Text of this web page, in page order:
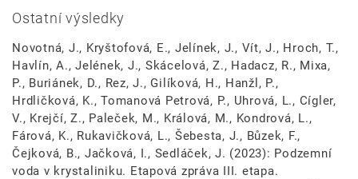
Ostatní výsledky
Novotná, J., Kryštofová, E., Jelínek, J., Vít, J., Hroch, T.,
Havlín, A., Jelének, J., Skácelová, Z., Hadacz, R., Mixa,
P., Buriánek, D., Rez, J., Gilíková, H., Hanžl, P.,
Hrdličková, K., Tomanová Petrová, P., Uhrová, L., Cígler,
V., Krejčí, Z., Paleček, M., Králová, M., Kondrová, L.,
Fárová, K., Rukavičková, L., Šebesta, J., Bůzek, F.,
Čejková, B., Jačková, I., Sedláček, J. (2023): Podzemní
voda v krystaliniku. Etapová zpráva III. etapa.